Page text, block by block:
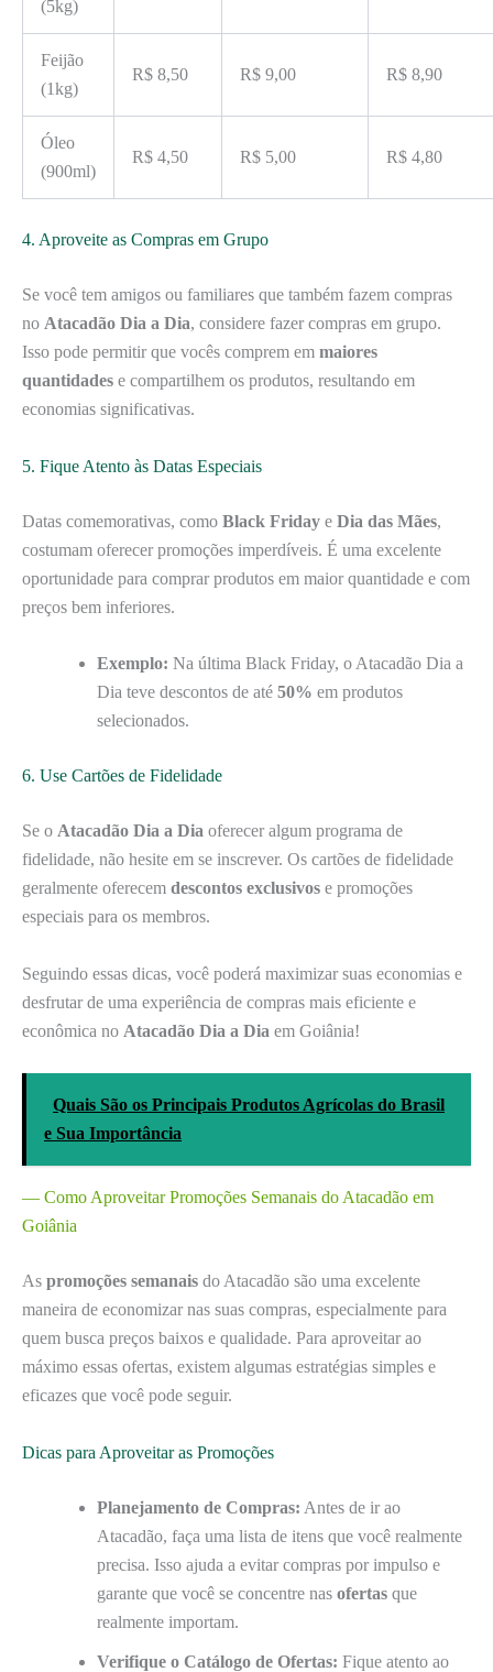
(5kg)
Feijão
(1kg)
R$ 8,50 R$ 9,00 R$ 8,90
Óleo
(900ml)
R$ 4,50 R$ 5,00 R$ 4,80
4. Aproveite as Compras em Grupo
Se você tem amigos ou familiares que também fazem compras
no Atacadão Dia a Dia, considere fazer compras em grupo.
Isso pode permitir que vocês comprem em maiores
quantidades e compartilhem os produtos, resultando em
economias significativas.
5. Fique Atento às Datas Especiais
Datas comemorativas, como Black Friday e Dia das Mães,
costumam oferecer promoções imperdíveis. É uma excelente
oportunidade para comprar produtos em maior quantidade e com
preços bem inferiores.
Exemplo: Na última Black Friday, o Atacadão Dia a
Dia teve descontos de até 50% em produtos
selecionados.
6. Use Cartões de Fidelidade
Se o Atacadão Dia a Dia oferecer algum programa de
fidelidade, não hesite em se inscrever. Os cartões de fidelidade
geralmente oferecem descontos exclusivos e promoções
especiais para os membros.
Seguindo essas dicas, você poderá maximizar suas economias e
desfrutar de uma experiência de compras mais eficiente e
econômica no Atacadão Dia a Dia em Goiânia!
Quais São os Principais Produtos Agrícolas do Brasil
e Sua Importância
— Como Aproveitar Promoções Semanais do Atacadão em
Goiânia
As promoções semanais do Atacadão são uma excelente
maneira de economizar nas suas compras, especialmente para
quem busca preços baixos e qualidade. Para aproveitar ao
máximo essas ofertas, existem algumas estratégias simples e
eficazes que você pode seguir.
Dicas para Aproveitar as Promoções
Planejamento de Compras: Antes de ir ao
Atacadão, faça uma lista de itens que você realmente
precisa. Isso ajuda a evitar compras por impulso e
garante que você se concentre nas ofertas que
realmente importam.
Verifique o Catálogo de Ofertas: Fique atento ao